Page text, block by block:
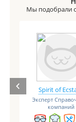
Мы подобрали
Spirit of
Эксперт
компаний